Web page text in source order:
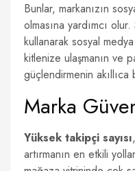
Bunlar, markanızın
olmasına yardımcı
kullanarak sosyal
kitlenize ulaşmanın ve
güçlendirmenin akıllıca
Marka
Yüksek takipçi sayısı
artırmanın en etkili